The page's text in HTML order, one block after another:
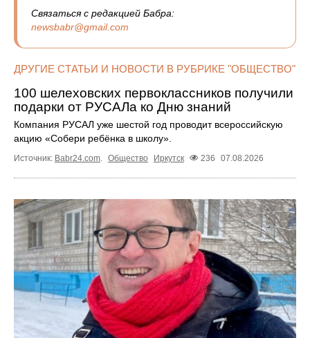
Связаться с редакцией Бабра:
newsbabr@gmail.com
ДРУГИЕ СТАТЬИ И НОВОСТИ В РУБРИКЕ "ОБЩЕСТВО"
100 шелеховских первоклассников получили
подарки от РУСАЛа ко Дню знаний
Компания РУСАЛ уже шестой год проводит всероссийскую
акцию «Собери ребёнка в школу».
Источник: Babr24.com. Общество Иркутск 236 07.08.2026